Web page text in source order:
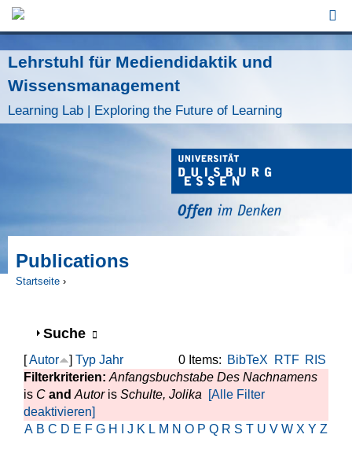
Lehrstuhl für Mediendidaktik und
Wissensmanagement
Learning Lab | Exploring the Future of Learning
Publications
Startseite ›
Anzeigen
Suche
0 Items: BibTeX RTF RIS
[Autor ] Typ Jahr
Filterkriterien: Anfangsbuchstabe Des Nachnamens
is C and Autoris Schulte, Jolika
[Alle Filter
deaktivieren]
A B C D E F G H J K L M N O P Q R S T U V W X Y Z